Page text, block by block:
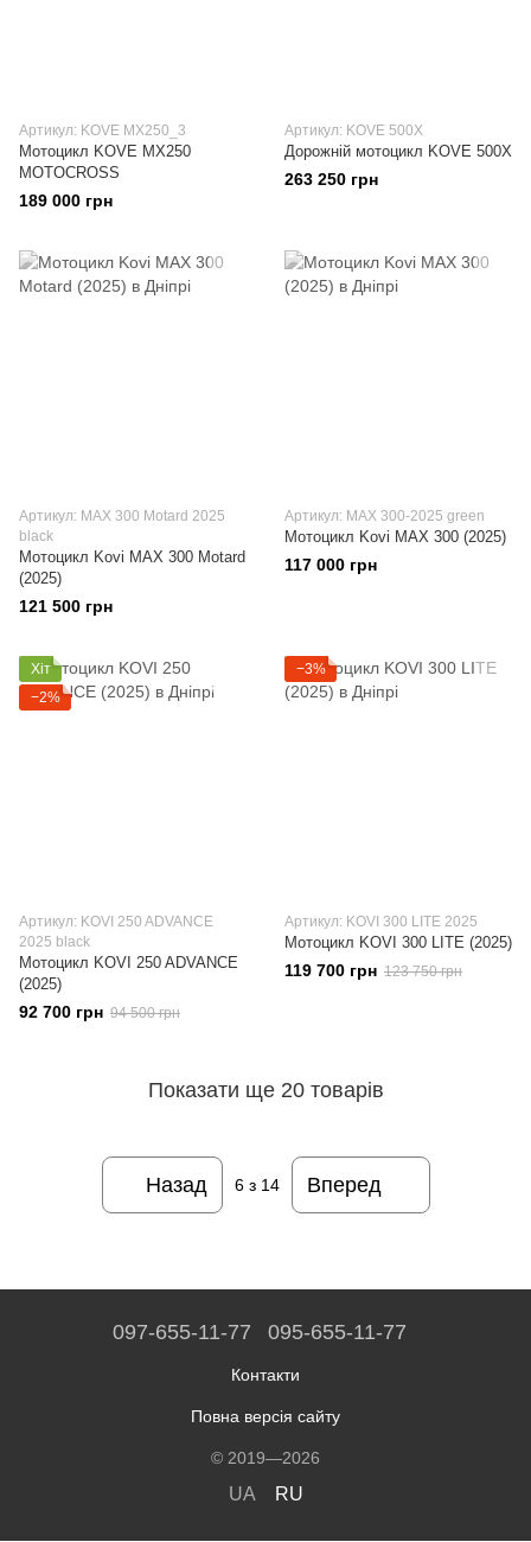
Артикул: KOVE MX250_3
Мотоцикл KOVE MX250
MOTOCROSS
189 000 грн
Артикул: KOVE 500X
Дорожній мотоцикл KOVE 500X
263 250 грн
Артикул: MAX 300 Motard 2025
black
Мотоцикл Kovi MAX 300 Motard
(2025)
121 500 грн
Артикул: MAX 300-2025 green
Мотоцикл Kovi MAX 300 (2025)
117 000 грн
Хіт
−2%
Артикул: KOVI 250 ADVANCE
2025 black
Мотоцикл KOVI 250 ADVANCE
(2025)
92 700 грн 94 500 грн
−3%
Артикул: KOVI 300 LITE 2025
Мотоцикл KOVI 300 LITE (2025)
119 700 грн 123 750 грн
Показати ще 20 товарів
Назад 6з 14 Вперед
097-655-11-77 095-655-11-77
Контакти
Повна версія сайту
© 2019—2026
UA RU